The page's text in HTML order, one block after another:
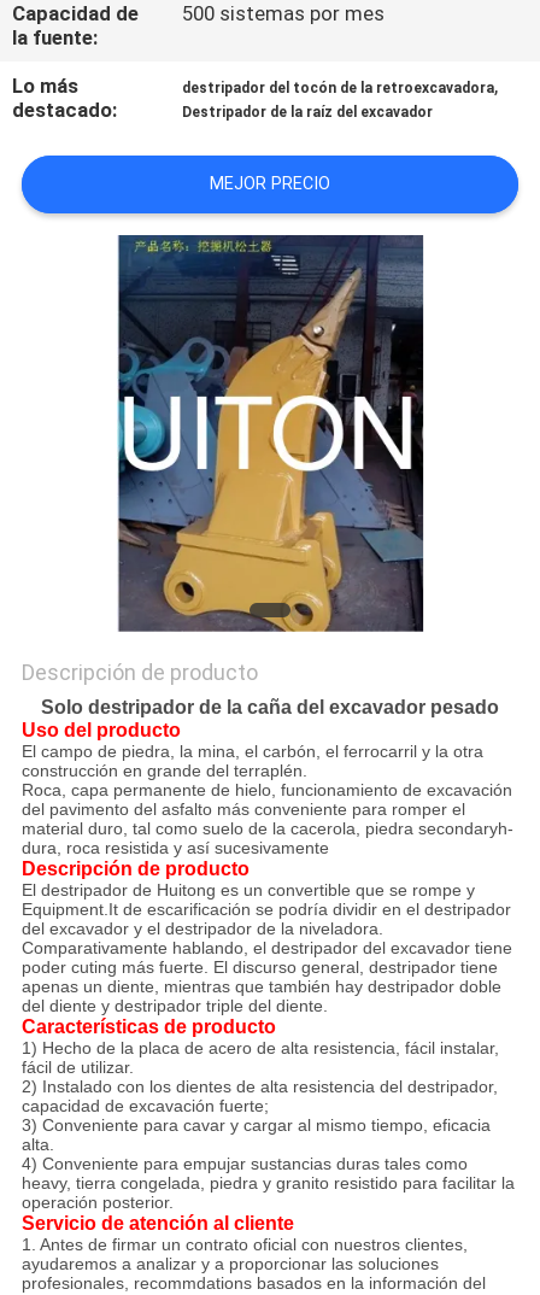
NOTICIAS
SOLICITAR
UNA CITA
POLÍTICAS
PRIVACIDAD
Capacidad de
la fuente:
500 sistemas por mes
Lo más
destacado:
destripador del tocón de la retroexcavadora,
Destripador de la raíz del excavador
MEJOR PRECIO
Descripción de producto
Solo destripador de la caña del excavador pesado
Uso del producto
El campo de piedra, la mina, el carbón, el ferrocarril y la otra
construcción en grande del terraplén.
Roca, capa permanente de hielo, funcionamiento de excavación
del pavimento del asfalto más conveniente para romper el
material duro, tal como suelo de la cacerola, piedra secondaryh-
dura, roca resistida y así sucesivamente
Descripción de producto
El destripador de Huitong es un convertible que se rompe y
Equipment.It de escarificación se podría dividir en el destripador
del excavador y el destripador de la niveladora.
Comparativamente hablando, el destripador del excavador tiene
poder cuting más fuerte. El discurso general, destripador tiene
apenas un diente, mientras que también hay destripador doble
del diente y destripador triple del diente.
Características de producto
1) Hecho de la placa de acero de alta resistencia, fácil instalar,
fácil de utilizar.
2) Instalado con los dientes de alta resistencia del destripador,
capacidad de excavación fuerte;
3) Conveniente para cavar y cargar al mismo tiempo, eficacia
alta.
4) Conveniente para empujar sustancias duras tales como
heavy, tierra congelada, piedra y granito resistido para facilitar la
operación posterior.
Servicio de atención al cliente
1. Antes de firmar un contrato oficial con nuestros clientes,
ayudaremos a analizar y a proporcionar las soluciones
profesionales, recommdations basados en la información del